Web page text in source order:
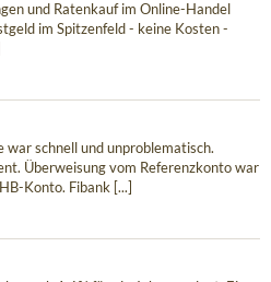
und Ratenkauf im Online-Handel
im Spitzenfeld - keine Kosten -
schnell und unproblematisch.
Überweisung vom Referenzkonto war
Konto. Fibank [...]